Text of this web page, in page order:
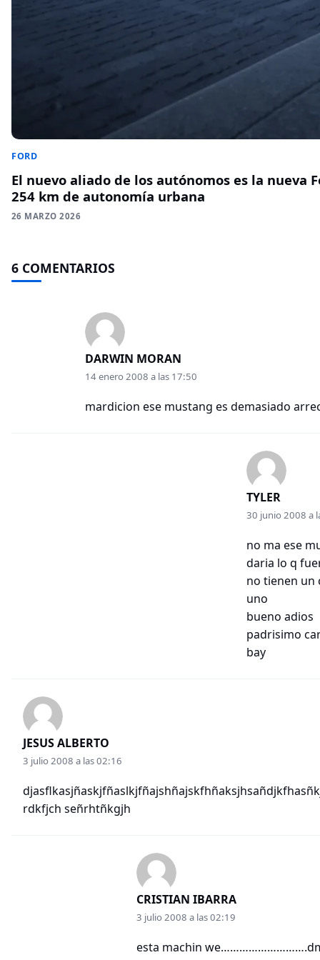
FORD
El nuevo aliado de los autónomos es la nueva
254 km de autonomía urbana
26 MARZO 2026
6 COMENTARIOS
DARWIN MORAN
14 enero 2008 a las 17:50
mardicion ese mustang es demasiado
TYLER
30 junio 2008 a
no ma ese
daria lo q
no tienen un
uno
bueno adios
padrisimo
bay
JESUS ALBERTO
3 julio 2008 a las 02:16
rdkfjch señrhtñkgjh
CRISTIAN IBARRA
3 julio 2008 a las 02:19
esta machin